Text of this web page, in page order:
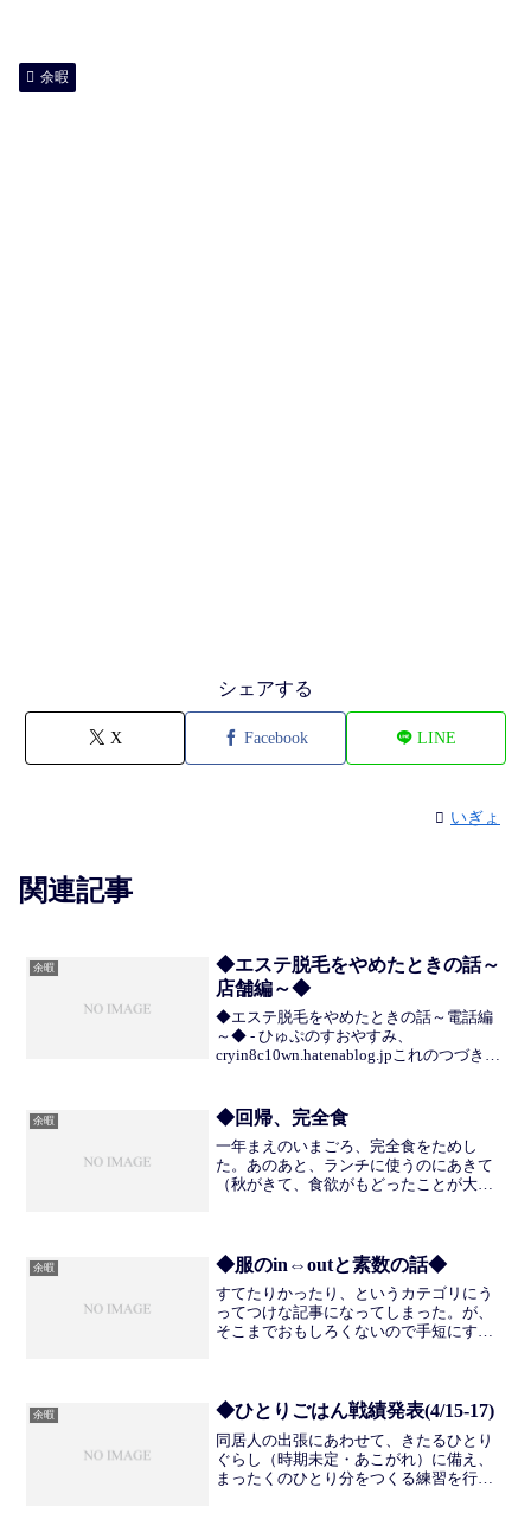
余暇
シェアする
X Facebook LINE
いぎょ
関連記事
余暇
◆エステ脱毛をやめたときの話～
店舗編～◆
◆エステ脱毛をやめたときの話～電話編
～◆ - ひゅぷのすおやすみ、
cryin8c10wn.hatenablog.jpこれのつづき。
きれいにできた。しゅごい。右のように
腋...
余暇 ◆回帰、完全食
一年まえのいまごろ、完全食をためし
た。あのあと、ランチに使うのにあきて
（秋がきて、食欲がもどったことが大き
きたところであらためて...
余暇 ◆服のin⇔outと素数の話◆
すてたりかったり、というカテゴリにう
ってつけな記事になってしまった。が、
そこまでおもしろくないので手短にすま
た服は入っていない。お...
余暇 ◆ひとりごはん戦績発表(4/15-17)
同居人の出張にあわせて、きたるひとり
ぐらし（時期未定・あこがれ）に備え、
まったくのひとり分をつくる練習を行っ